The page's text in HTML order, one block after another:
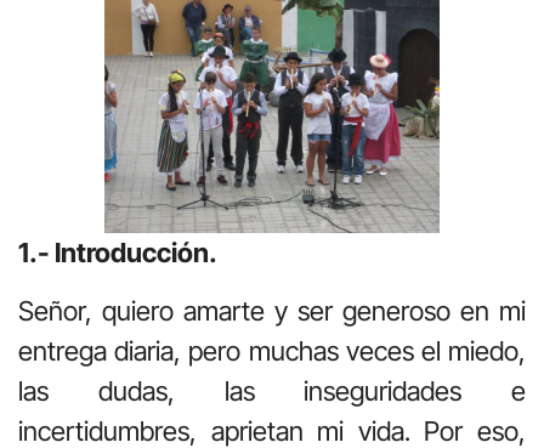
1.- Introducción.
Señor, quiero amarte y ser generoso en mi
entrega diaria, pero muchas veces el miedo,
las dudas, las inseguridades e
incertidumbres, aprietan mi vida. Por eso,